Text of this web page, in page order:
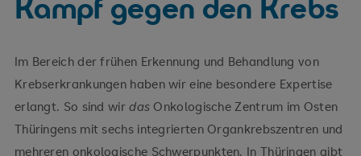
Kampf gegen den Krebs
Im Bereich der frühen Erkennung und Behandlung von
Krebserkrankungen haben wir eine besondere Expertise
erlangt. So sind wirdas Onkologische Zentrum im Osten
Thüringens mit sechs integrierten Organkrebszentren und
mehreren onkologische Schwerpunkten. In Thüringen gibt